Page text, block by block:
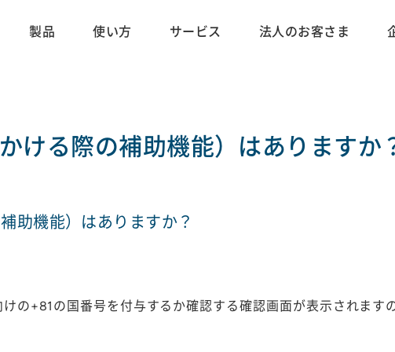
製品 使い方 サービス 法人のお客さま
ける際の補助機能）はありますか
助機能）はありますか？
の+81の国番号を付与するか確認する確認画面が表示されます